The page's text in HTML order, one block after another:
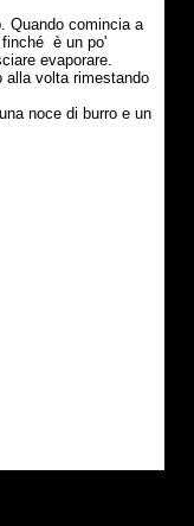
Quando comincia a
finché è un po'
evaporare.
alla volta rimestando
noce di burro e un